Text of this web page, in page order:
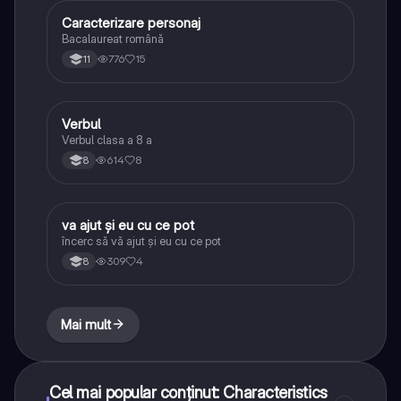
Limba și literatura română
Caracterizare personaj
Bacalaureat română
11 776 15
Limba și literatura română
Verbul
Verbul clasa a 8 a
8 614 8
Limba și literatura română
va ajut și eu cu ce pot
încerc să vă ajut și eu cu ce pot
8 309 4
Mai mult
Cel mai popular conținut: Characteristics